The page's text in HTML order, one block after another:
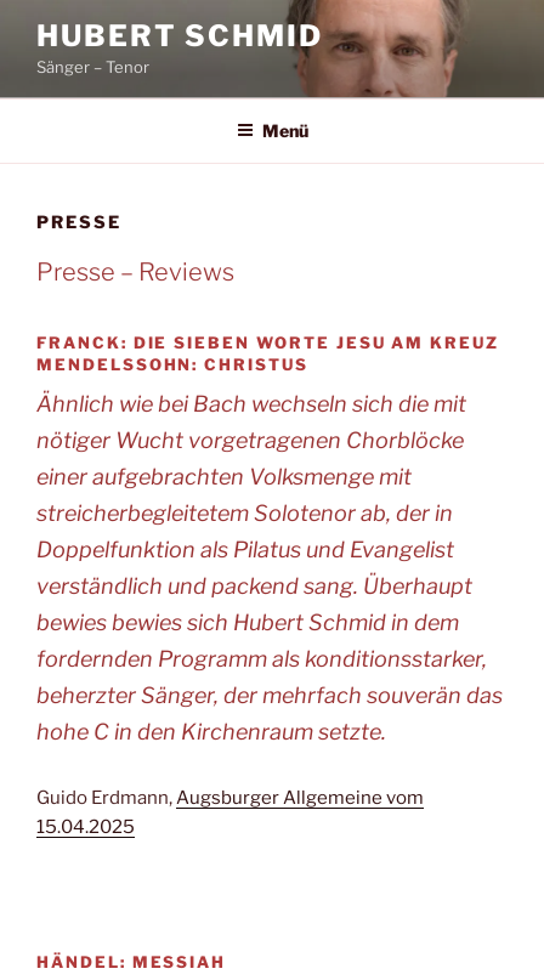
Inhalt
springen
HUBERT SCHMID
Sänger – Tenor
Menü
PRESSE
Presse – Reviews
FRANCK: DIE SIEBEN WORTE JESU AM KREUZ
MENDELSSOHN: CHRISTUS
Ähnlich wie bei Bach wechseln sich die mit
nötiger Wucht vorgetragenen Chorblöcke
einer aufgebrachten Volksmenge mit
streicherbegleitetem Solotenor ab, der in
Doppelfunktion als Pilatus und Evangelist
verständlich und packend sang. Überhaupt
bewies bewies sich Hubert Schmid in dem
fordernden Programm als konditionsstarker,
beherzter Sänger, der mehrfach souverän das
hohe C in den Kirchenraum setzte.
Guido Erdmann,Augsburger Allgemeine vom
15.04.2025
HÄNDEL: MESSIAH